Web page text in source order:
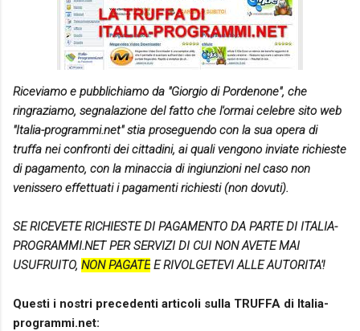
Riceviamo e pubblichiamo da "Giorgio di Pordenone", che
ringraziamo, segnalazione del fatto che l'ormai celebre sito web
"Italia-programmi.net" stia proseguendo con la sua opera di
truffa nei confronti dei cittadini, ai quali vengono inviate richieste
di pagamento, con la minaccia di ingiunzioni nel caso non
venissero effettuati i pagamenti richiesti (non dovuti).
SE RICEVETE RICHIESTE DI PAGAMENTO DA PARTE DI ITALIA-
PROGRAMMI.NET PER SERVIZI DI CUI NON AVETE MAI
USUFRUITO, NON PAGATE E RIVOLGETEVI ALLE AUTORITA'!
Questi i nostri precedenti articoli sulla TRUFFA di Italia-
programmi.net: